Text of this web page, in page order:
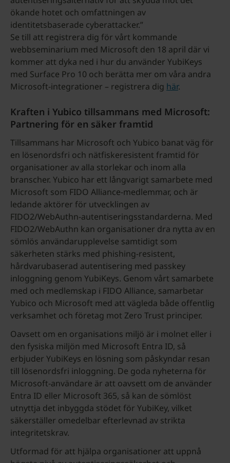
ökande hotet och omfattningen av
identitetsbaserade cyberattacker.”
Se till att registrera dig för vårt kommande
webbseminarium med Microsoft den 18 april där vi
kommer att dyka ned i hur du använder YubiKeys
med Surface Pro 10 och berätta mer om våra andra
Microsoft-integrationer – registrera dig här.
Kraften i Yubico tillsammans med Microsoft:
Partnering för en säker framtid
Tillsammans har Microsoft och Yubico banat väg för
en lösenordsfri och nätfiskeresistent framtid för
organisationer av alla storlekar och inom alla
branscher. Yubico har ett långvarigt samarbete med
Microsoft som FIDO Alliance-medlemmar, och är
ledande aktörer för utvecklingen av
FIDO2/WebAuthn-autentiseringsstandarderna. Med
FIDO2/WebAuthn kan organisationer dra nytta av en
sömlös användarupplevelse samtidigt som
säkerheten stärks med phishing-resistent,
hårdvarubaserad autentisering med passkey
inloggning genom YubiKeys. Genom vårt samarbete
med och medlemskap i FIDO Alliance, samarbetar
Yubico och Microsoft med att vägleda både offentlig
verksamhet och företag mot Zero Trust principer.
Oavsett om en organisations miljö är i molnet eller i
den fysiska miljön med Microsoft Entra ID, så
erbjuder YubiKeys en lösning som påskyndar resan
till lösenordsfri inloggning. De goda nyheterna för
Microsoft-användare är att oavsett om de använder
Entra ID eller Microsoft 365, så kan de sömlöst
utnyttja det inbyggda stödet för YubiKey, vilket
säkerställer omedelbar efterlevnad av strikta
integritetskrav.
Utformad för att hjälpa organisationer att uppnå